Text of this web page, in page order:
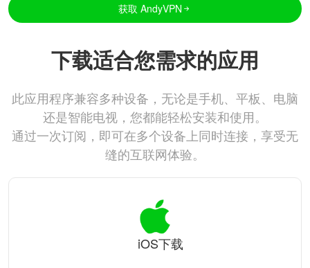
获取 AndyVPN
下载适合您需求的应用
此应用程序兼容多种设备，无论是手机、平板、电脑
还是智能电视，您都能轻松安装和使用。
通过一次订阅，即可在多个设备上同时连接，享受无
缝的互联网体验。
iOS下载